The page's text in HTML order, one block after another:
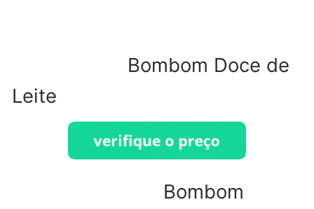
Bombom Doce de
Leite
Bombom